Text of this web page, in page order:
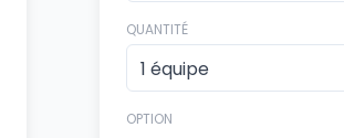
QUANTITÉ
OPTION